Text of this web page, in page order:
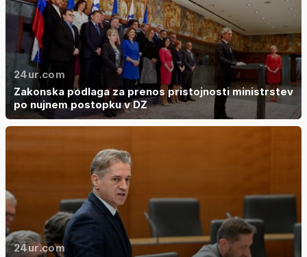
24ur.com
Zakonska podlaga za prenos pristojnosti ministrstev
po nujnem postopku v DZ
24ur.com